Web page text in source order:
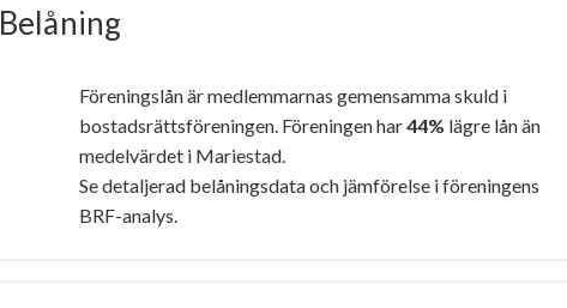
Belåning
Föreningslån är medlemmarnas gemensamma skuld i
bostadsrättsföreningen. Föreningen har44% lägre lån än
medelvärdet i Mariestad.
Se detaljerad belåningsdata och jämförelse i föreningens
BRF-analys.